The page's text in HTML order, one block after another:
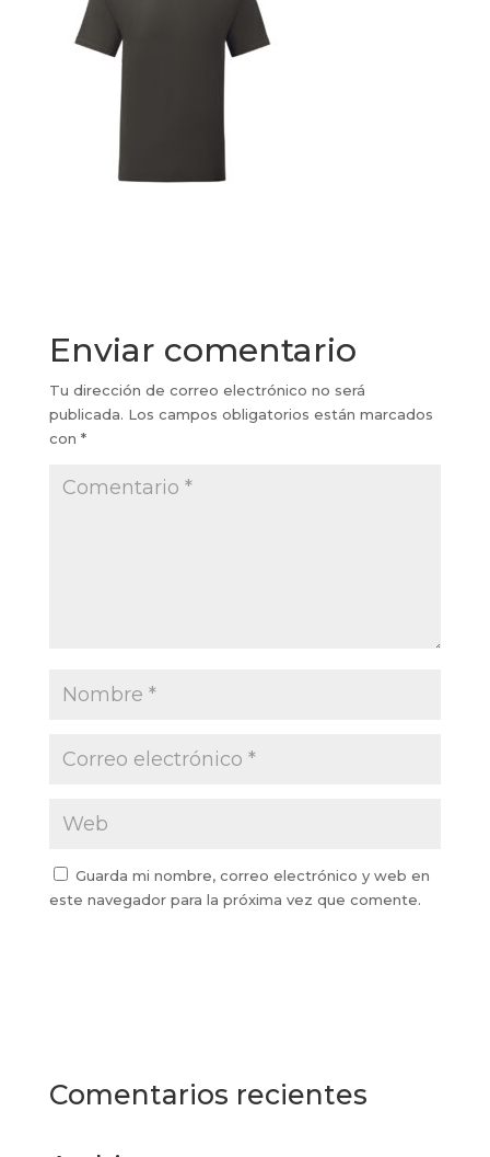
Enviar comentario
Tu dirección de correo electrónico no será
publicada. Los campos obligatorios están marcados
con *
Guarda mi nombre, correo electrónico y web en
este navegador para la próxima vez que comente.
Comentarios recientes